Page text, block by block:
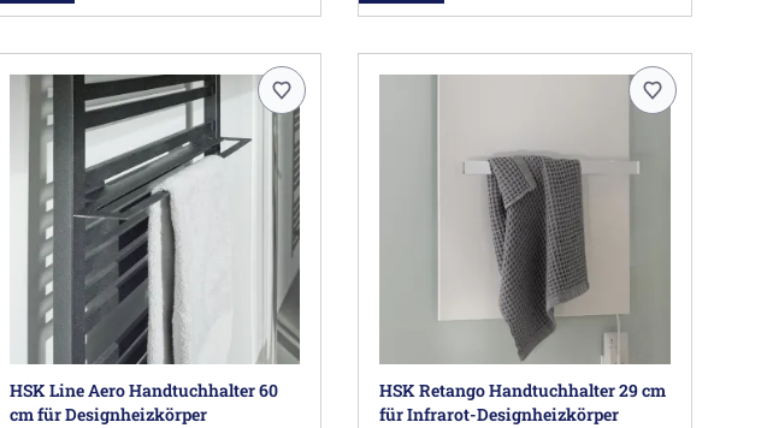
HSK Line Aero Handtuchhalter 60
cm für Designheizkörper
HSK Retango Handtuchhalter 29 cm
für Infrarot-Designheizkörper